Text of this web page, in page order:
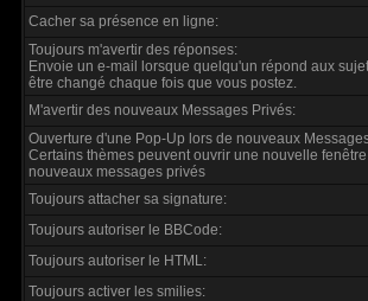
Cacher sa présence en ligne:
Toujours m'avertir des réponses:
Envoie un e-mail lorsque quelqu'un répond aux
être changé chaque fois que vous postez.
M'avertir des nouveaux Messages Privés:
Ouverture d'une Pop-Up lors de nouveaux
Certains thèmes peuvent ouvrir une nouvelle
nouveaux messages privés
Toujours attacher sa signature:
Toujours autoriser le BBCode:
Toujours autoriser le HTML:
Toujours activer les smilies: